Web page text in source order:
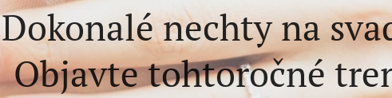
Dokonalé nechty na
Objavte tohtoročné